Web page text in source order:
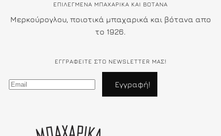
ΕΠΙΛΕΓΜΕΝΑ ΜΠΑΧΑΡΙΚΑ ΚΑΙ ΒΟΤΑΝΑ
Μερκούρογλου, ποιοτικά μπαχαρικά και βότανα απο
το 1926.
ΕΓΓΡΑΦΕΊΤΕ ΣΤΟ NEWSLETTER ΜΑΣ!